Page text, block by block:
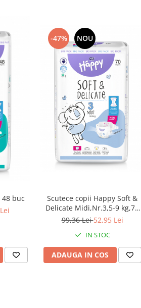
buc
-47% NOU
Scutece copii Happy Soft &
Delicate Midi,Nr.3,5-9 kg,70
buc
99,36 Lei52,95 Lei
IN STOC
ADAUGA IN COS